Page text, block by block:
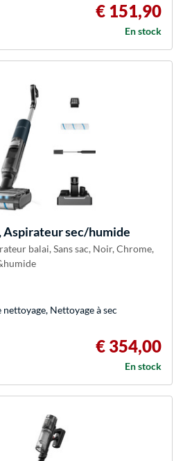
€ 151,90
En stock
Aspirateur sec/humide
balai, Sans sac, Noir, Chrome,
Nettoyage à sec
€ 354,00
En stock